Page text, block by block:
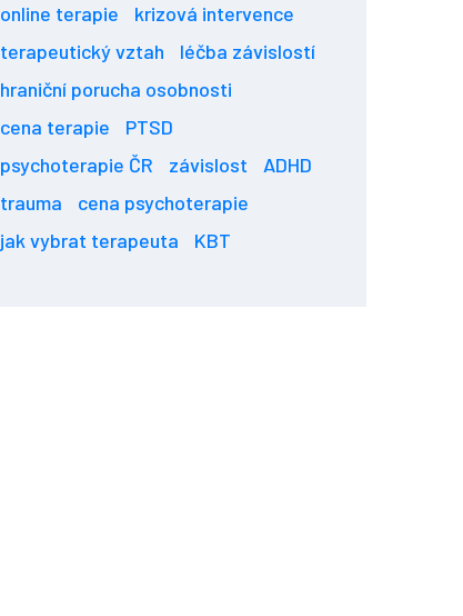
online terapie
krizová intervence
terapeutický vztah
léčba závislostí
hraniční porucha osobnosti
cena terapie
PTSD
psychoterapie ČR
závislost
ADHD
trauma
cena psychoterapie
jak vybrat terapeuta
KBT